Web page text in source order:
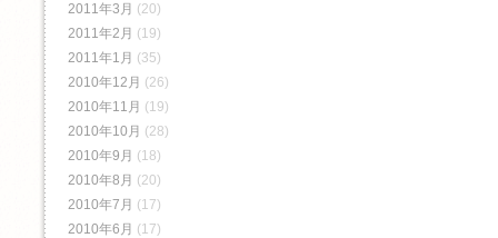
2011年3月 (20)
2011年2月 (19)
2011年1月 (35)
2010年12月 (26)
2010年11月 (19)
2010年10月 (28)
2010年9月 (18)
2010年8月 (20)
2010年7月 (17)
2010年6月 (17)